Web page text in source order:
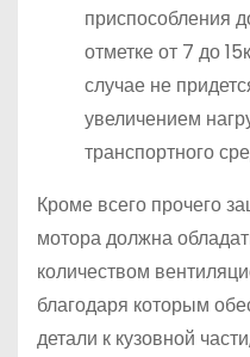
приспособления
отметке от 7 до
случае не
увеличением
транспортного
Кроме всего прочего
мотора должна
количеством
благодаря которым
детали к кузовной